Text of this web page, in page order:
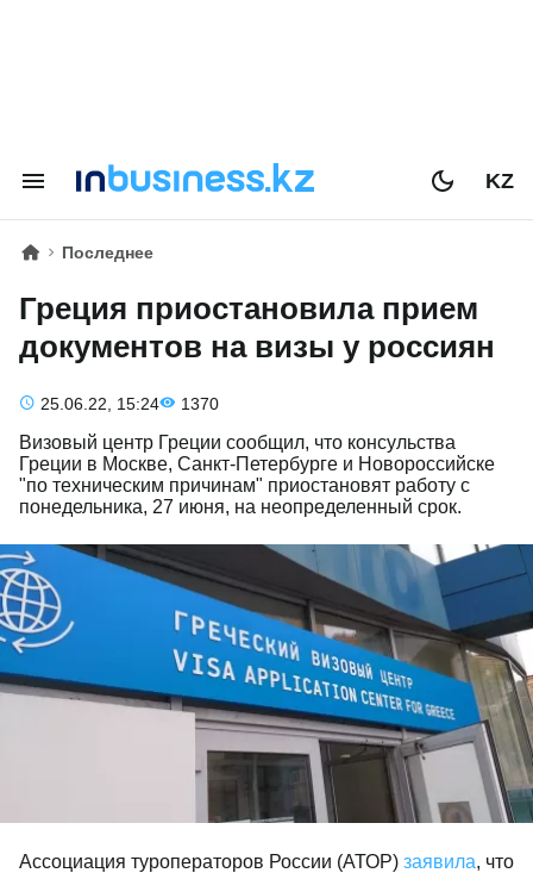
KZ
Последнее
Греция приостановила прием
документов на визы у россиян
25.06.22, 15:24 1370
Визовый центр Греции сообщил, что консульства
Греции в Москве, Санкт-Петербурге и Новороссийске
"по техническим причинам" приостановят работу с
понедельника, 27 июня, на неопределенный срок.
Ассоциация туроператоров России (АТОР) заявила, что